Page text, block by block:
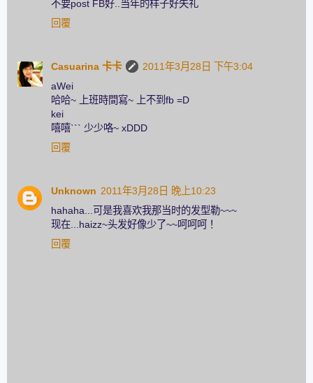
不要post FB好..当年的样子好失礼
回覆
Casuarina 卡卡
2011年3月28日 下午3:04
aWei
哈哈~ 上班時間寫~ 上不到fb =D
kei
嘻嘻``` 少少咯~ xDDD
回覆
Unknown 2011年3月28日 晚上10:23
hahaha...可是我喜欢我那当时的发型勒~~~
现在...haizz~头发好像少了~~呵呵呵！
回覆